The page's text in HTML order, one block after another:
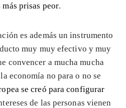
más prisas peor.
es además un instrumento
muy muy efectivo y muy
convencer a mucha mucha
economía no para o no se
se creó para configurar
de las personas vienen